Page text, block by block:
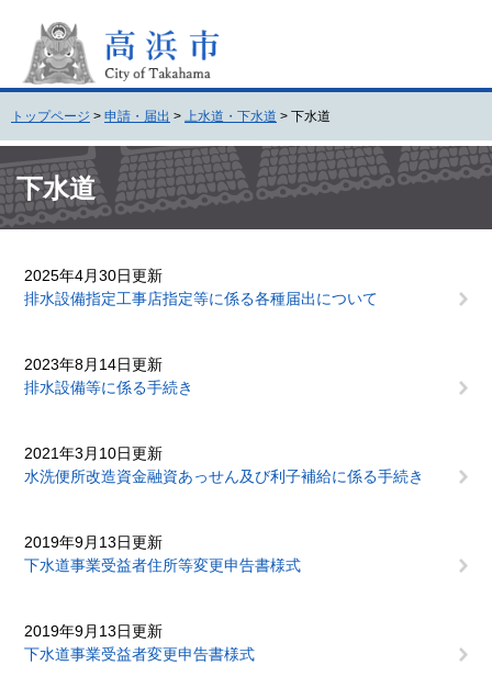
頭
で
す
。
飛
ば
し
て
本
トップページ > 申請・届出 > 上水道・下水道 > 下水道
文下水道
2025年4月30日更新
排水設備指定工事店指定等に係る各種届出について
2023年8月14日更新
排水設備等に係る手続き
2021年3月10日更新
水洗便所改造資金融資あっせん及び利子補給に係る手続き
2019年9月13日更新
下水道事業受益者住所等変更申告書様式
2019年9月13日更新
下水道事業受益者変更申告書様式